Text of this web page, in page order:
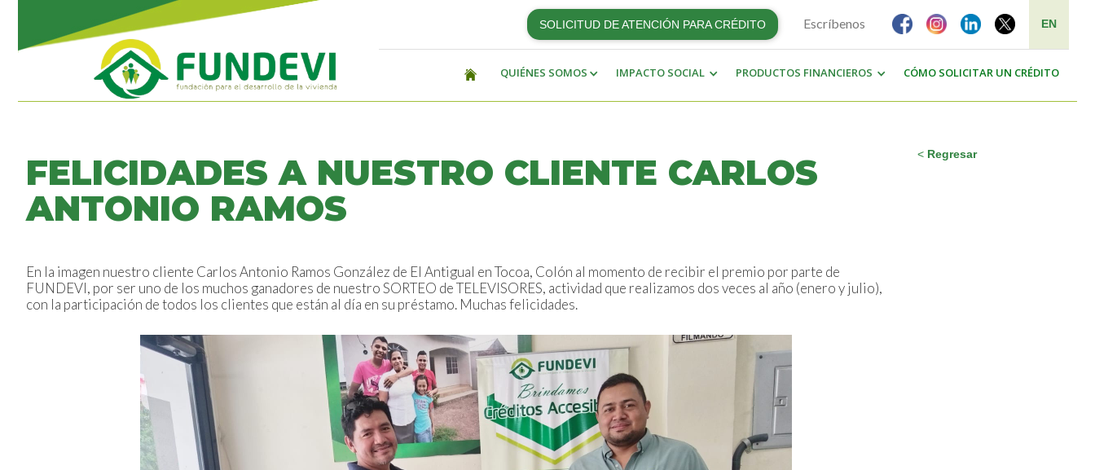
SOLICITUD DE ATENCIÓN PARA CRÉDITO Escríbenos EN
QUIÉNES SOMOS IMPACTO SOCIAL PRODUCTOS FINANCIEROS CÓMO SOLICITAR UN CRÉDITO
< Regresar
FELICIDADES A NUESTRO CLIENTE CARLOS
ANTONIO RAMOS
En la imagen nuestro cliente Carlos Antonio Ramos González de El Antigual en Tocoa, Colón al momento de recibir el premio por parte de
FUNDEVI, por ser uno de los muchos ganadores de nuestro SORTEO de TELEVISORES, actividad que realizamos dos veces al año (enero y julio),
con la participación de todos los clientes que están al día en su préstamo. Muchas felicidades.